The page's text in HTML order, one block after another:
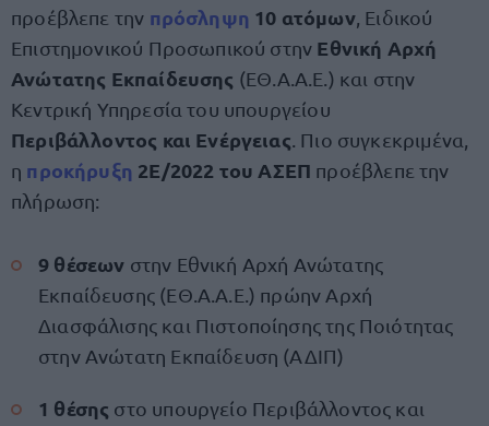
προέβλεπε την πρόσληψη 10 ατόμων, Ειδικού
Επιστημονικού Προσωπικού στην Εθνική Αρχή
Ανώτατης Εκπαίδευσης (ΕΘ.Α.Α.Ε.) και στην
Κεντρική Υπηρεσία του υπουργείου
Περιβάλλοντος και Ενέργειας . Πιο συγκεκριμένα,
η προκήρυξη 2Ε/2022 του ΑΣΕΠ προέβλεπε την
πλήρωση:
9 θέσεων στην Εθνική Αρχή Ανώτατης
Εκπαίδευσης (ΕΘ.Α.Α.Ε.) πρώην Αρχή
Διασφάλισης και Πιστοποίησης της Ποιότητας
στην Ανώτατη Εκπαίδευση (ΑΔΙΠ)
1 θέσης στο υπουργείο Περιβάλλοντος και